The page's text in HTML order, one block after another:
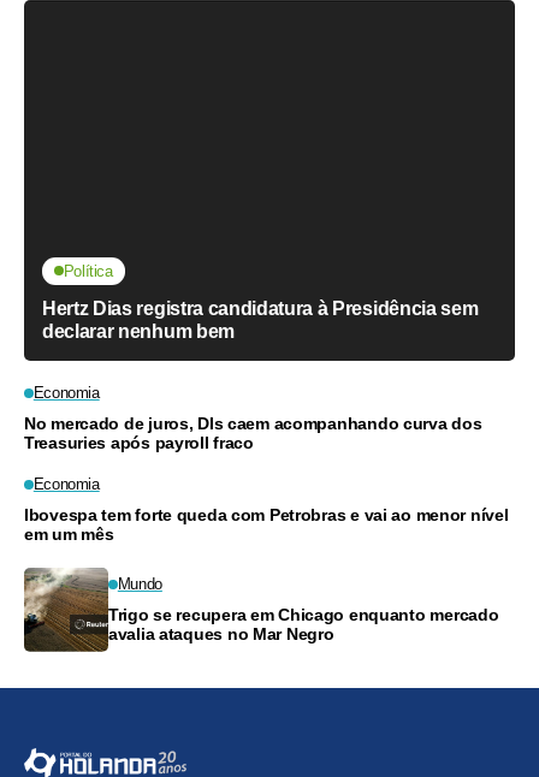
Política
Hertz Dias registra candidatura à Presidência sem
declarar nenhum bem
Economia
No mercado de juros, DIs caem acompanhando curva dos
Treasuries após payroll fraco
Economia
Ibovespa tem forte queda com Petrobras e vai ao menor nível
em um mês
Mundo
Trigo se recupera em Chicago enquanto mercado
avalia ataques no Mar Negro